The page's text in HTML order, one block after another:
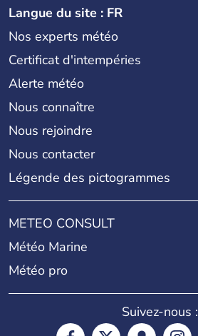
Langue du site : FR
Nos experts météo
Certificat d'intempéries
Alerte météo
Nous connaître
Nous rejoindre
Nous contacter
Légende des pictogrammes
METEO CONSULT
Météo Marine
Météo pro
Suivez-nous :